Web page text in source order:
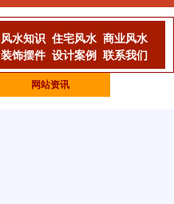
风水知识 住宅风水 商业风水
装饰摆件 设计案例 联系我们
网站资讯